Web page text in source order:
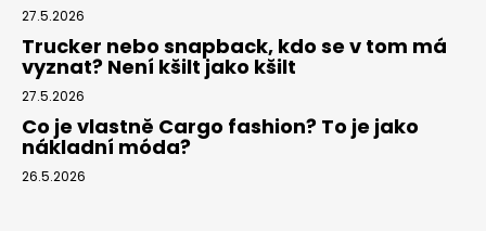
27.5.2026
Trucker nebo snapback, kdo se v tom má
vyznat? Není kšilt jako kšilt
27.5.2026
Co je vlastně Cargo fashion? To je jako
nákladní móda?
26.5.2026